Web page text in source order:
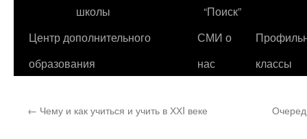
содержимому
школы
“Поиск”
Центр дополнительного
образования
СМИ о
нас
классы
← Чему и как учиться и учить в ХХI веке